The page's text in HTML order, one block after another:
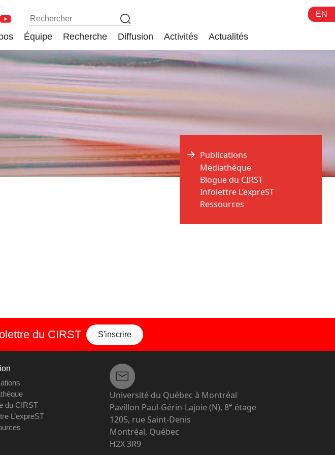
EN
Équipe Recherche Diffusion Activités Actualités
Publications
Médiathèque
Blogue du CIRST
Infolettre L’expreST
Ressources
du CIRST S'inscrire
du CIRST
L’expreST
Université du Québec à Montréal
Pavillon Paul-Gérin-Lajoie (N), 8e étage
1205, rue Saint-Denis
Montréal, Québec
H2X 3R9